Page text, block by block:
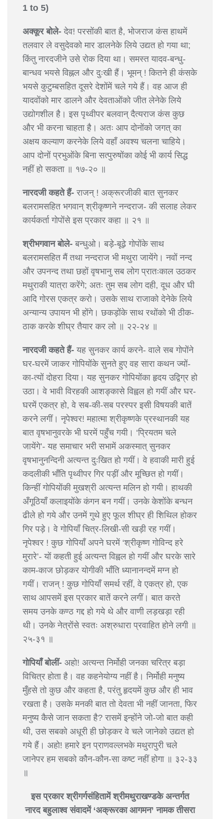
1 to 5)
अक्कूर बोले- देव! परसोंकी बात है, भोजराज कंस हाथमें
तलवार ले वसुदेवको मार डालनेके लिये उद्यत हो गया था;
किंतु नारदजीने उसे रोक दिया था। समस्त यादव-बन्धु-
बान्धव भयसे विह्नल और दुःखी हैं। भूमन् ! कितने ही कंसके
भयसे कुटुम्बसहित दूसरे देशोंमें चले गये हैं। वह आज ही
यादवोंको मार डालने और देवताओंको जीत लेनेके लिये
उद्योगशील है। इस पृथ्वीपर बलवान् दैत्यराज कंस कुछ
और भी करना चाहता है। अतः आप दोनोंको जगत् का
अक्षय कल्याण करनेके लिये वहाँ अवश्य चलना चाहिये।
आप दोनों प्रभुओंके बिना सत्पुरुषोंका कोई भी कार्य सिद्ध
नहीं हो सकता ॥ १७-२० ॥
नारदजी कहते हैं- राजन् ! अक्रूरजीकी बात सुनकर
बलरामसहित भगवान् श्रीकृष्णने नन्दराज- की सलाह लेकर
कार्यकर्ता गोपोंसे इस प्रकार कहा ॥ २१ ॥
श्रीभगवान बोले- बन्धुओ। बड़े-बूढ़े गोपोंके साथ
बलरामसहित मैं तथा नन्दराज भी मथुरा जायेंगे। नवों नन्द
और उपनन्द तथा छहों वृषभानु सब लोग प्रातःकाल उठकर
मथुराकी यात्रा करेंगे; अतः तुम सब लोग दही, दूध और घी
आदि गोरस एकत्र करो। उसके साथ राजाको देनेके लिये
अन्यान्य उपायन भी होंगे। छकड़ोंके साथ रथोंको भी ठीक-
ठाक करके शीघ्र तैयार कर लो ॥ २२-२४ ॥
नारदजी कहते हैं- यह सुनकर कार्य करने- वाले सब गोपोंने
घर-घरमें जाकर गोपियोंके सुनते हुए वह सारा कथन ज्यों-
का-त्यों दोहरा दिया। यह सुनकर गोपियोंका हृदय उद्विग्र हो
उठा। वे भावी विरहकी आशङ्कासे विह्वल हो गयीं और घर-
घरमें एकत्र हो, वे सब-की-सब परस्पर इसी विषयकी बातें
करने लगीं। नृपेश्वर! महात्मा श्रीकृष्णके प्रस्थानकी यह
बात वृषभानुवरके भी घरमें पहुँच गयी। ‘प्रियतम चले
जायेंगे’- यह समाचार भरी सभामें अकस्मात् सुनकर
वृषभानुनन्दिनी अत्यन्त दुःखित हो गयीं। वे हवाकी मारी हुई
कदलीकी भाँति पृथ्वीपर गिर पड़ीं और मूच्छित हो गयीं।
किन्हीं गोपियोंकी मुखश्री अत्यन्त मलिन हो गयी। हाथकी
अँगूठियाँ कलाइयोंके कंगन बन गयीं। उनके केशोंके बन्धन
ढीले हो गये और उनमें गुथे हुए फूल शीघ्र ही शिथिल होकर
गिर पड़े। वे गोपियाँ चित्र-लिखी-सी खड़ी रह गयीं।
नृपेश्वर ! कुछ गोपियाँ अपने घरमें ‘श्रीकृष्ण गोविन्द हरे
मुरारे’- यों कहती हुई अत्यन्त विह्वल हो गयीं और घरके सारे
काम-काज छोड़कर योगीकी भाँति ध्यानानन्दमें मग्न हो
गयीं। राजन् ! कुछ गोपियाँ समर्थ रहीं, वे एकत्र हो, एक
साथ आपसमें इस प्रकार बातें करने लगीं। बात करते
समय उनके कण्ठ गद्द हो गये थे और वाणी लड़खड़ा रही
थी। उनके नेत्रोंसे स्वतः अश्रुधारा प्रवाहित होने लगी ॥
२५-३१ ॥
गोपियाँ बोलीं- अहो! अत्यन्त निर्मोही जनका चरित्र बड़ा
विचित्र होता है। वह कहनेयोग्य नहीं है। निर्मोही मनुष्य
मुँहसे तो कुछ और कहता है, परंतु हृदयमें कुछ और ही भाव
रखता है। उसके मनकी बात तो देवता भी नहीं जानता, फिर
मनुष्य कैसे जान सकता है? रासमें इन्होंने जो-जो बात कही
थी, उस सबको अधूरी ही छोड़कर वे चले जानेको उद्यत हो
गये हैं। अहो! हमारे इन प्राणवल्लभके मथुरापुरी चले
जानेपर हम सबको कौन-कौन-सा कष्ट नहीं होगा ॥ ३२-३३
॥
इस प्रकार श्रीगर्गसंहितामें श्रीमथुराखण्डके अन्तर्गत
नारद बहुलाश्व संवादमें ‘अक्रूरका आगमन’ नामक तीसरा